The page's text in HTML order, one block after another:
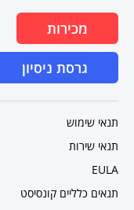
מכירות
גרסת ניסיון
תנאי שימוש
תנאי שירות
EULA
תנאים כלליים קונסיסט